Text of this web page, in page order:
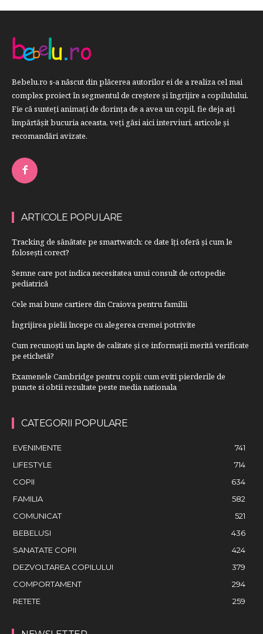
Bebelu.ro s-a născut din plăcerea autorilor ei de a realiza cel mai
complex proiect în segmentul de creştere şi îngrijire a copilulului.
Fie că sunteţi animaţi de dorinţa de a avea un copil, fie deja aţi
împărtăşit bucuria aceasta, veți găsi aici interviuri, articole şi
recomandări avizate.
ARTICOLE POPULARE
Tracking de sănătate pe smartwatch: ce date îți oferă și cum le
folosești corect?
Semne care pot indica necesitatea unui consult de ortopedie
pediatrică
Cele mai bune cartiere din Craiova pentru familii
Îngrijirea pielii începe cu alegerea cremei potrivite
Cum recunoști un lapte de calitate și ce informații merită verificate
pe etichetă?
Examenele Cambridge pentru copii: cum eviti pierderile de
puncte si obtii rezultate peste media nationala
CATEGORII POPULARE
EVENIMENTE
741
LIFESTYLE
714
COPII
634
FAMILIA
582
COMUNICAT
521
BEBELUSI
436
SANATATE COPII
424
DEZVOLTAREA COPILULUI
379
COMPORTAMENT
294
RETETE
259